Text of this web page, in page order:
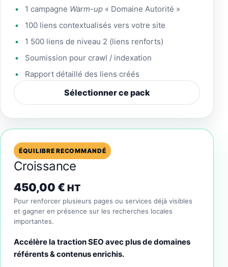
1 campagne Warm-up « Domaine Autorité »
100 liens contextualisés vers votre site
1 500 liens de niveau 2 (liens renforts)
Soumission pour crawl / indexation
Rapport détaillé des liens créés
Sélectionner ce pack
ÉQUILIBRE RECOMMANDÉ
Croissance
450,00€ HT
Pour renforcer plusieurs pages ou services déjà visibles
et gagner en présence sur les recherches locales
importantes.
Accélère la traction SEO avec plus de domaines
référents & contenus enrichis.